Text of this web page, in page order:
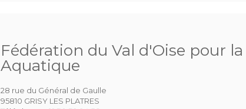
Fédération du Val d'Oise pour
Aquatique
28 rue du Général de Gaulle
95810 GRISY LES PLATRES